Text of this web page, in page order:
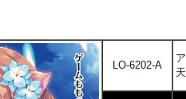
LO-6202-A